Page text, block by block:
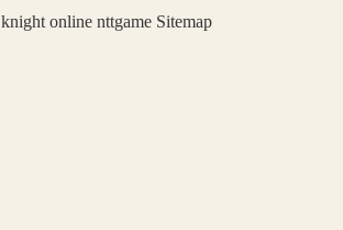
knight online nttgame Sitemap